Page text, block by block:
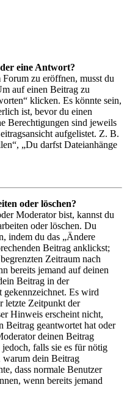
eine Antwort?
zu eröffnen, musst du
auf einen Beitrag zu
klicken. Es könnte sein,
ist, bevor du einen
Berechtigungen sind jeweils
aufgelistet. Z. B.
„Du darfst Dateianhänge
oder löschen?
Moderator bist, kannst du
oder löschen. Du
indem du das „Ändere
Beitrag anklickst;
Zeitraum nach
bereits jemand auf deinen
Beitrag in der
gekennzeichnet. Es wird
letzte Zeitpunkt der
Hinweis erscheint nicht,
Beitrag geantwortet hat oder
deinen Beitrag
falls sie es für nötig
warum dein Beitrag
dass normale Benutzer
wenn bereits jemand